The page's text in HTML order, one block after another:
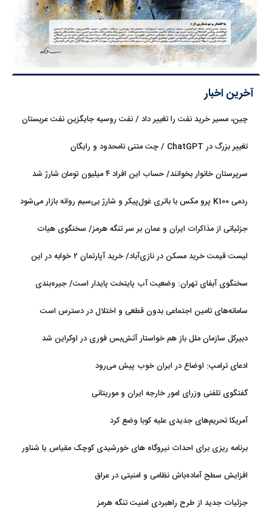
آخرین اخبار
چین، مسیر خرید نفت را تغییر داد / نفت روسیه جایگزین نفت عربستان
تغییر بزرگ در ChatGPT / چت متنی نامحدود و رایگان
سرپرستان خانوار بخوانند/ حساب این افراد ۴ میلیون تومان شارژ شد
ردمی K100 پرو مکس با باتری غول‌پیکر و شارژ بی‌سیم روانه بازار می‌شود
جزئیاتی از مذاکرات ایران و عمان بر سر تنگه هرمز/ سخنگوی هیات
لیست قیمت خرید مسکن در نازی‌آباد/ خرید آپارتمان ۲ خوابه در این
سخنگوی آبفای تهران: وضعیت آب پایتخت پایدار است/ جیره‌بندی
سامانه‌های تامین اجتماعی بدون قطعی و اختلال در دسترس است
دبیرکل سازمان ملل باز هم خواستار آتش‌بس فوری در اوکراین شد
ادعای ترامپ: اوضاع در ایران خوب پیش می‌رود
گفتگوی تلفنی وزرای امور خارجه ایران و موریتانی
آمریکا تحریم‌های جدیدی علیه کوبا وضع کرد
برنامه ریزی برای احداث نیروگاه های خورشیدی کوچک مقیاس یا شناور
افزایش سطح آماده‌باش نظامی و امنیتی در عراق
جزئیات جدید از طرح راهبردی امنیت تنگه هرمز